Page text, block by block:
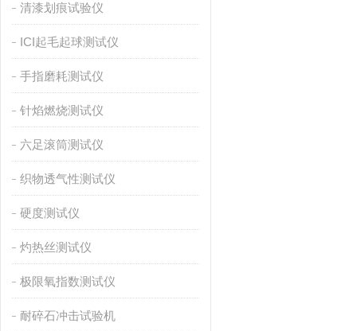
清漆划痕试验仪
ICI起毛起球测试仪
手指磨耗测试仪
针焰燃烧测试仪
六足滚筒测试仪
织物透气性测试仪
硬度测试仪
灼热丝测试仪
极限氧指数测试仪
耐碎石冲击试验机